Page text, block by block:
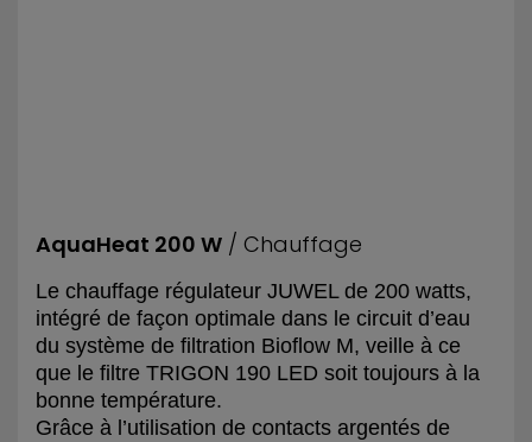
AquaHeat 200 W / Chauffage
Le chauffage régulateur JUWEL de 200 watts,
intégré de façon optimale dans le circuit d’eau
du système de filtration Bioflow M, veille à ce
que le filtre TRIGON 190 LED soit toujours à la
bonne température.
Grâce à l’utilisation de contacts argentés de